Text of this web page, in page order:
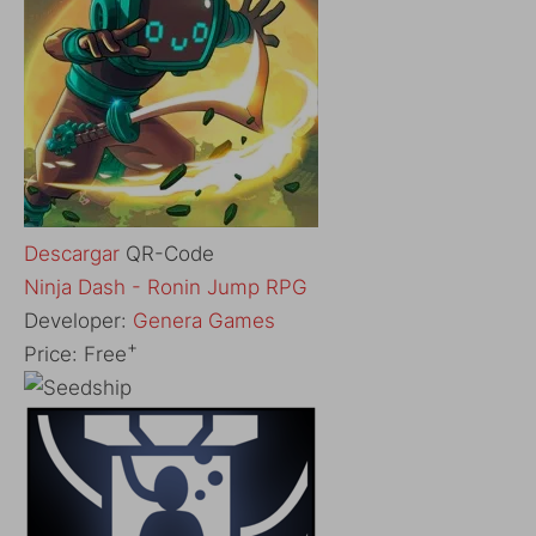
Descargar QR-Code
Ninja Dash - Ronin Jump RPG
Developer: Genera Games
Price: Free+